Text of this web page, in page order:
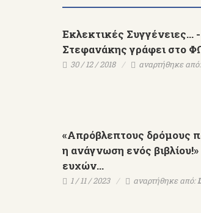
Εκλεκτικές Συγγένειες...
Στεφανάκης γράφει στο
30 / 12 / 2018 αναρτήθηκε από:
«Απρόβλεπτους δρόμους
η ανάγνωση ενός
ευχών...
1 / 11 / 2023 αναρτήθηκε από: